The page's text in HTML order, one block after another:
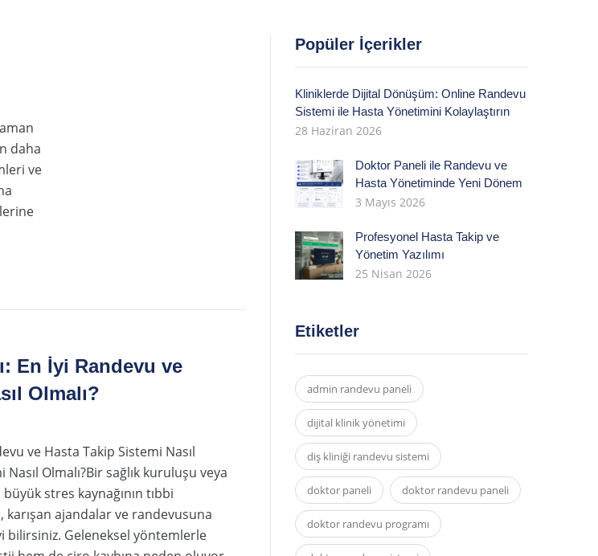
daha
ve
En İyi Randevu ve
Olmalı?
ve Hasta Takip Sistemi Nasıl
Olmalı?Bir sağlık kuruluşu veya
stres kaynağının tıbbi
ajandalar ve randevusuna
bilirsiniz. Geleneksel yöntemlerle
Popüler İçerikler
Kliniklerde Dijital Dönüşüm: Online Randevu
Sistemi ile Hasta Yönetimini Kolaylaştırın
28 Haziran 2026
Doktor Paneli ile Randevu ve
Hasta Yönetiminde Yeni Dönem
3 Mayıs 2026
Profesyonel Hasta Takip ve
Yönetim Yazılımı
25 Nisan 2026
Etiketler
admin randevu paneli
dijital klinik yönetimi
diş kliniği randevu sistemi
doktor paneli doktor randevu paneli
doktor randevu programı